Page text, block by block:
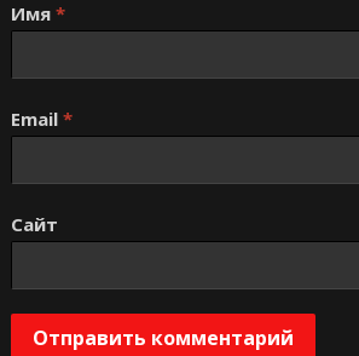
Имя *
Email *
Сайт